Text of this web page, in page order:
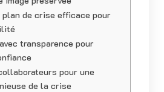
plan de crise efficace pour
transparence pour
pour une
de la crise